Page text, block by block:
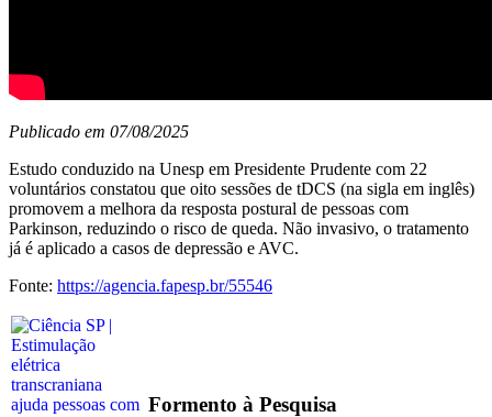
Publicado em 07/08/2025
Estudo conduzido na Unesp em Presidente Prudente com 22
voluntários constatou que oito sessões de tDCS (na sigla em inglês)
promovem a melhora da resposta postural de pessoas com
Parkinson, reduzindo o risco de queda. Não invasivo, o tratamento
já é aplicado a casos de depressão e AVC.
Fonte: https://agencia.fapesp.br/55546
Formento à Pesquisa